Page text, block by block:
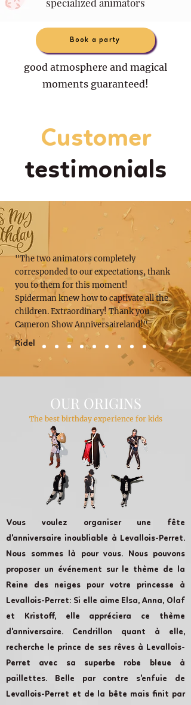
Book a party
good atmosphere and magical
moments guaranteed!
Customer
testimonials
"The two animators completely
corresponded to our expectations, thank
you to them for this moment!
Spiderman knew how to captivate all the
children. Extraordinary! Thank you
Cameron Show Anniversaireland!"
Ridel
OUR ORIGINS
The best birthday experience for kids
Vous voulez organiser une fête
d'anniversaire inoubliable à Levallois-Perret.
Nous sommes là pour vous. Nous pouvons
proposer un événement sur le thème de la
Reine des neiges pour votre princesse à
Levallois-Perret: Si elle aime Elsa, Anna, Olaf
et Kristoff, elle appréciera ce thème
d'anniversaire. Cendrillon quant à elle,
recherche le prince de ses rêves à Levallois-
Perret avec sa superbe robe bleue à
paillettes. Belle par contre s'enfuie de
Levallois-Perret et de la bête mais finit par